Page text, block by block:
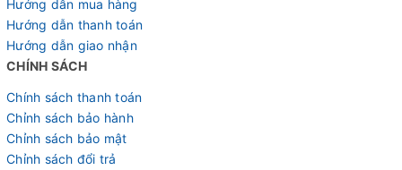
Hướng dẫn mua hàng
Hướng dẫn thanh toán
Hướng dẫn giao nhận
CHÍNH SÁCH
Chính sách thanh toán
Chỉnh sách bảo hành
Chỉnh sách bảo mật
Chỉnh sách đổi trả